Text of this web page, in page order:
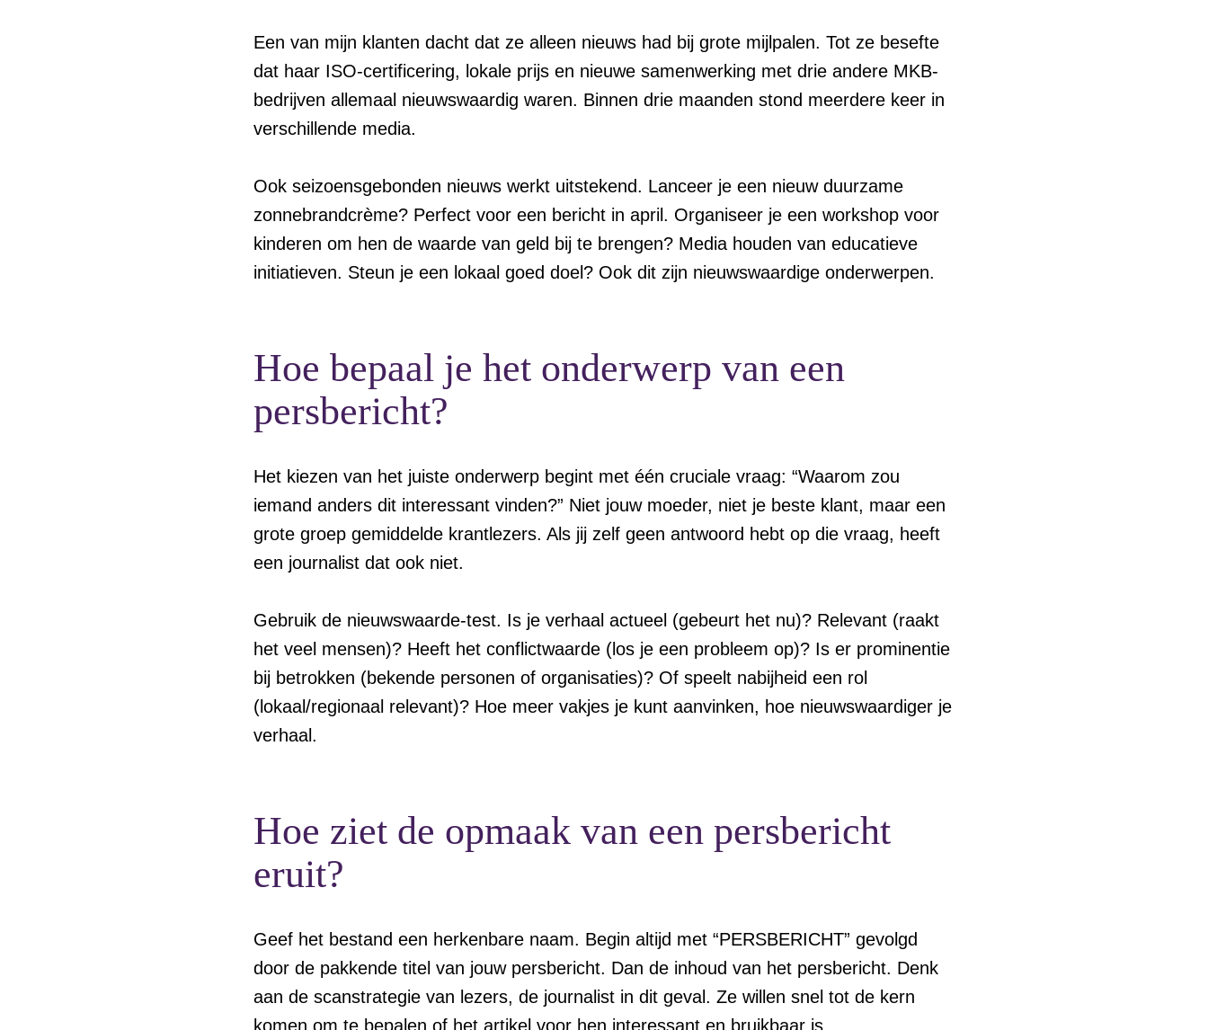
Een van mijn klanten dacht dat ze alleen nieuws had bij grote mijlpalen. Tot ze besefte
dat haar ISO-certificering, lokale prijs en nieuwe samenwerking met drie andere MKB-
bedrijven allemaal nieuwswaardig waren. Binnen drie maanden stond meerdere keer in
verschillende media.
Ook seizoensgebonden nieuws werkt uitstekend. Lanceer je een nieuw duurzame
zonnebrandcrème? Perfect voor een bericht in april. Organiseer je een workshop voor
kinderen om hen de waarde van geld bij te brengen? Media houden van educatieve
initiatieven. Steun je een lokaal goed doel? Ook dit zijn nieuwswaardige onderwerpen.
Hoe bepaal je het onderwerp van een
persbericht?
Het kiezen van het juiste onderwerp begint met één cruciale vraag: “Waarom zou
iemand anders dit interessant vinden?” Niet jouw moeder, niet je beste klant, maar een
grote groep gemiddelde krantlezers. Als jij zelf geen antwoord hebt op die vraag, heeft
een journalist dat ook niet.
Gebruik de nieuwswaarde-test. Is je verhaal actueel (gebeurt het nu)? Relevant (raakt
het veel mensen)? Heeft het conflictwaarde (los je een probleem op)? Is er prominentie
bij betrokken (bekende personen of organisaties)? Of speelt nabijheid een rol
(lokaal/regionaal relevant)? Hoe meer vakjes je kunt aanvinken, hoe nieuwswaardiger je
verhaal.
Hoe ziet de opmaak van een persbericht
eruit?
Geef het bestand een herkenbare naam. Begin altijd met “PERSBERICHT” gevolgd
door de pakkende titel van jouw persbericht. Dan de inhoud van het persbericht. Denk
aan de scanstrategie van lezers, de journalist in dit geval. Ze willen snel tot de kern
komen om te bepalen of het artikel voor hen interessant en bruikbaar is.